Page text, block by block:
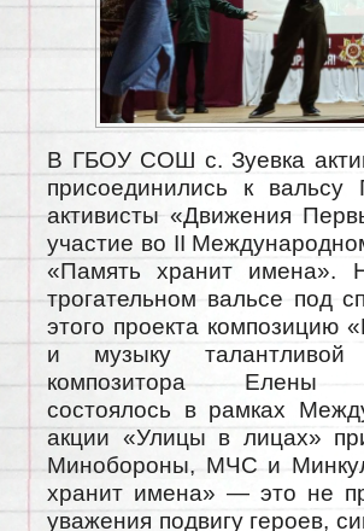
В ГБОУ СОШ с. Зуевка
присоединились к
активисты «Движения
участие во II
«Память хранит имена».
трогательном вальсе под
этого проекта композицию
и музыку
композитора Елены
состоялось в рамках
акции «Улицы в лицах»
Минобороны, МЧС и
хранит имена» — это не
уважения подвигу героев,